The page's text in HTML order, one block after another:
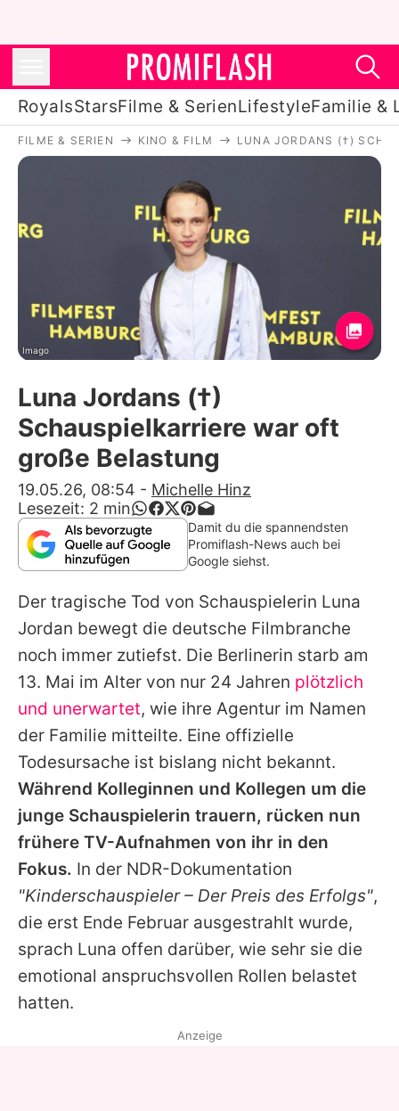
RoyalsStarsFilme & SerienLifestyleFamilie &
Royals
Stars
Filme & Serien
Lifestyle
Familie & Liebe
Promiflash Exklusiv
Alle Themen auf Promiflash
App runterladen
Team
Redaktionelle Richtlinien
Impressum
Datenschutzerklärung
Nutzungsbedingungen
Utiq verwalten
FILME & SERIEN KINO & FILM LUNA JORDANS (†)
Imago
Luna Jordans (†)
Schauspielkarriere war oft
große Belastung
19.05.26, 08:54 - Michelle Hinz
Lesezeit: 2 min
Damit du die spannendsten
Promiflash-News auch bei
Google siehst.
Der tragische Tod von Schauspielerin Luna
Jordan bewegt die deutsche Filmbranche
noch immer zutiefst. Die Berlinerin starb am
13. Mai im Alter von nur 24 Jahren plötzlich
und unerwartet, wie ihre Agentur im Namen
der Familie mitteilte. Eine offizielle
Todesursache ist bislang nicht bekannt.
Während Kolleginnen und Kollegen um die
junge Schauspielerin trauern, rücken nun
frühere TV-Aufnahmen von ihr in den
Fokus. In der NDR-Dokumentation
"Kinderschauspieler – Der Preis des Erfolgs",
die erst Ende Februar ausgestrahlt wurde,
sprach Luna offen darüber, wie sehr sie die
emotional anspruchsvollen Rollen belastet
hatten.
Anzeige